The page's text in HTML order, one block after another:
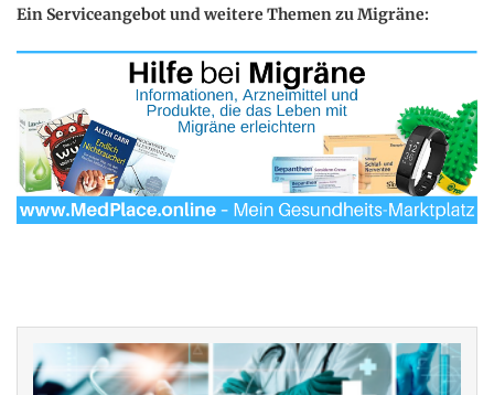
Ein Serviceangebot und weitere Themen zu Migräne: